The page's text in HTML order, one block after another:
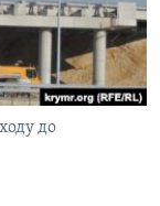
до